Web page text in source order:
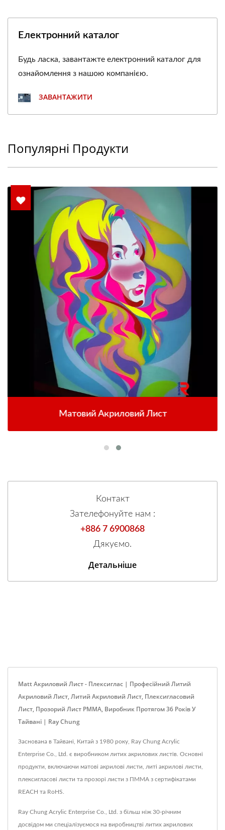
Електронний каталог
Будь ласка, завантажте електронний каталог для
ознайомлення з нашою компанією.
ЗАВАНТАЖИТИ
Популярні Продукти
Матовий Акриловий Лист
Контакт
Зателефонуйте нам :
+886 7 6900868
Дякуємо.
Детальніше
Matt Акриловий Лист - Плексиглас | Професійний Литий
Акриловий Лист, Литий Акриловий Лист, Плексигласовий
Лист, Прозорий Лист PMMA, Виробник Протягом 36 Років У
Тайвані | Ray Chung
Заснована в Тайвані, Китай з 1980 року, Ray Chung Acrylic
Enterprise Co., Ltd. є виробником литих акрилових листів. Основні
продукти, включаючи матові акрилові листи, литі акрилові листи,
плексигласові листи та прозорі листи з ПММА з сертифікатами
REACH та RoHS.
Ray Chung Acrylic Enterprise Co., Ltd. з більш ніж 30-річним
досвідом ми спеціалізуємося на виробництві литих акрилових